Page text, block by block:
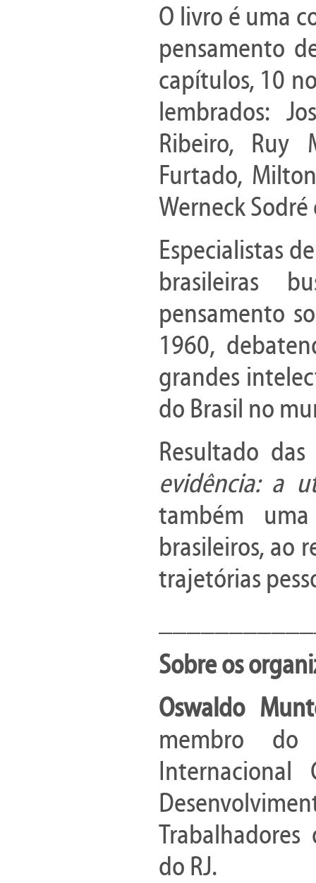
O livro é uma
pensamento
capítulos, 10
lembrados:
Ribeiro, Ruy
Furtado,
Werneck
Especialistas
brasileiras
pensamento
1960,
grandes
do Brasil no
Resultado
evidência: a
também
brasileiros, ao
trajetórias
Sobre os
Oswaldo
membro do
Trabalhadores
do RJ.